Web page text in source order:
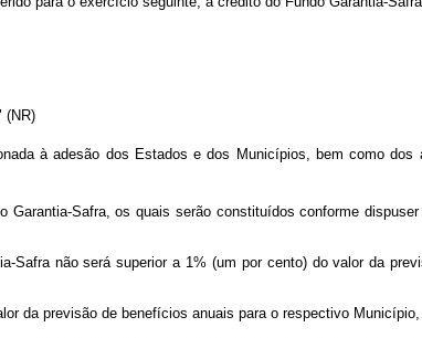
(NR)
à adesão dos Estados e dos Municípios, bem como dos
Safra, os quais serão constituídos conforme
Safra não será superior a 1% (um por cento) do valor da
da previsão de benefícios anuais para o respectivo